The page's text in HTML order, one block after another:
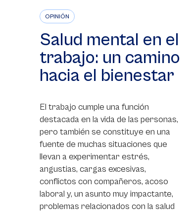
OPINIÓN
Salud mental en el
trabajo: un camino
hacia el bienestar
El trabajo cumple una función
destacada en la vida de las personas,
pero también se constituye en una
fuente de muchas situaciones que
llevan a experimentar estrés,
angustias, cargas excesivas,
conflictos con compañeros, acoso
laboral y, un asunto muy impactante,
problemas relacionados con la salud